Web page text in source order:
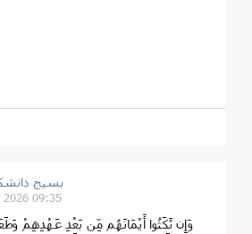
بسیج
2026 09:35
وَإِن نَّكَثُوا أَيْمَانَهُم مِّن بَعْدِ عَهْدِهِمْ